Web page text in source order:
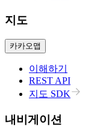
지도
카카오맵
이해하기
REST API
지도 SDK
내비게이션